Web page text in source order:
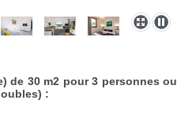
de 30 m2 pour 3 personnes ou
: